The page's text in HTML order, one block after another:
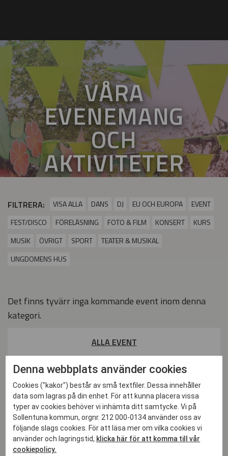
VÅRA
EVENEMANG
OCH
AKTIVITETER
FILTRERA: VISA ALLA DANS DJ EU OCH EUROPA
EVENT
FEST/DISCO
FÖRELÄSNING FOTO & FILM KONSERT
KURS
MUSIK
ÖVRIGT SPORT
TEATER & MUSIKAL
UNGDOMENS HUS
Det finns tyvärr inga kommande event inom denna
kategori.
ALLA EVENT
2026
JAN
07 jan till 11 mar - Nu öppnar Skidboden & Väsjöbacken!
10 jan - Nominera till Ungdomsgalan!
Denna webbplats använder cookies
Cookies ("kakor") består av små textfiler. Dessa innehåller
data som lagras på din enhet. För att kunna placera vissa
typer av cookies behöver vi inhämta ditt samtycke. Vi på
Sollentuna kommun, orgnr. 212 000-0134 använder oss av
följande slags cookies. För att läsa mer om vilka cookies vi
använder och lagringstid, klicka här för att komma till vår
cookiepolicy.